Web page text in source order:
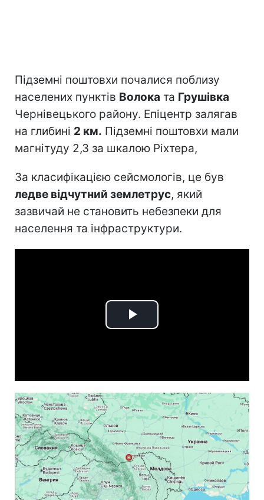
Підземні поштовхи почалися поблизу
населених пунктів Волока та Грушівка
Чернівецького району. Епіцентр залягав
на глибині 2 км. Підземні поштовхи мали
магнітуду 2,3 за шкалою Ріхтера,
За класифікацією сейсмологів, це був
ледве відчутний землетрус, який
зазвичай не становить небезпеки для
населення та інфраструктури.
Play